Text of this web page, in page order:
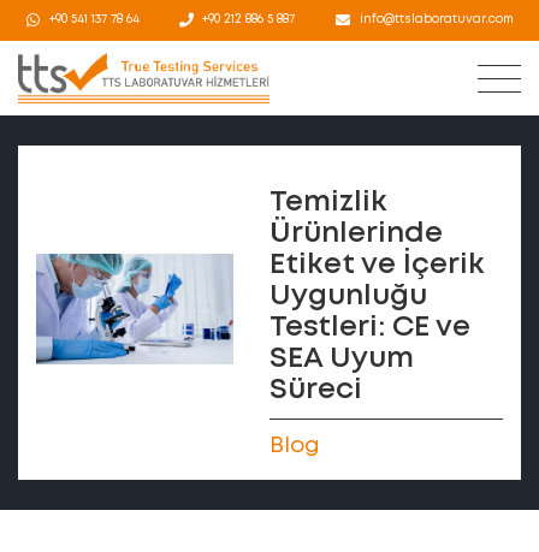
+90 541 137 78 64 +90 212 886 5 887 info@ttslaboratuvar.com
Temizlik
Ürünlerinde
Etiket ve İçerik
Uygunluğu
Testleri: CE ve
SEA Uyum
Süreci
Blog